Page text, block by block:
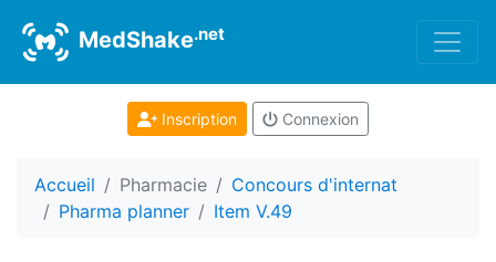
MedShake.net
Inscription Connexion
Accueil Pharmacie
Concours d'internat
Pharma planner
Item V.49